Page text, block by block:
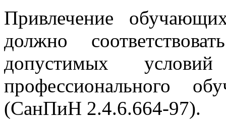
Привлечение
должно
допустимых
профессионального
(СанПиН 2.4.6.664-97).